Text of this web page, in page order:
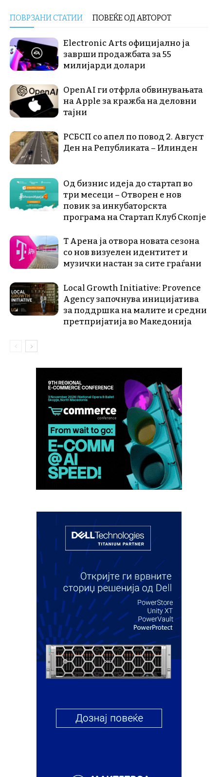
ПОВРЗАНИ СТАТИИ ПОВЕЌЕ ОД АВТОРОТ
Electronic Arts официјално ја
заврши продажбата за 55
милијарди долари
OpenAI ги отфрла обвинувањата
на Apple за кражба на деловни
тајни
РСБСП со апел по повод 2. Август
Ден на Републиката – Илинден
Од бизнис идеја до стартап во
три месеци – Отворен е нов
повик за инкубаторскта
програма на Стартап Клуб Скопје
Т Арена ја отвора новата сезона
со нов визуелен идентитет и
музички настан за сите граѓани
Local Growth Initiative: Provence
Agency започнува иницијатива
за поддршка на малите и средни
претпријатија во Македонија